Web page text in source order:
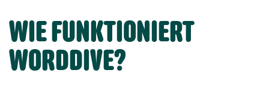
WIE FUNKTIONIERT
WORDDIVE?